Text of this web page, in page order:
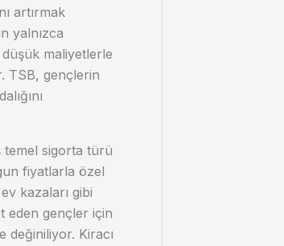
artırmak
yalnızca
maliyetlerle
TSB, gençlerin
temel sigorta türü
fiyatlarla özel
kazaları gibi
eden gençler için
değiniliyor. Kiracı